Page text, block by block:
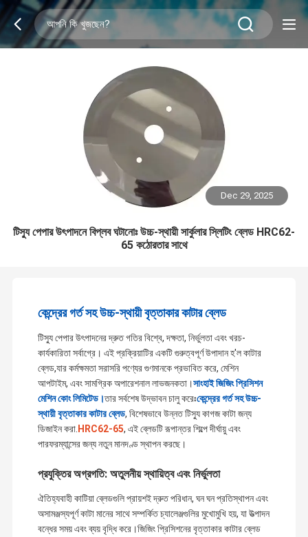
Dec 29, 2025
টিস্যু পেপার উৎপাদনে বিপ্লব ঘটানোঃ উচ্চ-স্থায়ী সার্কুলার স্লিটিং ব্লেড HRC62-
65 কঠোরতার সাথে
কেন্দ্রের গর্ত সহ উচ্চ-স্থায়ী বৃত্তাকার কাটার ব্লেড
টিস্যু পেপার উৎপাদনের দ্রুত গতির বিশ্বে, দক্ষতা, নির্ভুলতা এবং খরচ-
কার্যকারিতা সর্বাগ্রে। এই প্রক্রিয়াটির একটি গুরুত্বপূর্ণ উপাদান হ'ল কাটার
ব্লেড,যার কর্মক্ষমতা সরাসরি পণ্যের গুণমানকে প্রভাবিত করে, মেশিন
আপটাইম, এবং সামগ্রিক অপারেশনাল লাভজনকতা।সাংহাই জিজিং প্রিসিশন
মেশিন কোং লিমিটেড।তার সর্বশেষ উদ্ভাবন চালু করেঃকেন্দ্রের গর্ত সহ উচ্চ-
স্থায়ী বৃত্তাকার কাটার ব্লেড, বিশেষভাবে উন্নত টিস্যু কাগজ কাটা জন্য
ডিজাইন করা. HRC62-65, এই ব্লেডটি রূপান্তর শিল্পে দীর্ঘায়ু এবং
পারফরম্যান্সের জন্য নতুন মানদণ্ড স্থাপন করছে।
প্রযুক্তির অগ্রগতি: অতুলনীয় স্থায়িত্ব এবং নির্ভুলতা
ঐতিহ্যবাহী কাটিয়া ব্লেডগুলি প্রায়শই দ্রুত পরিধান, ঘন ঘন প্রতিস্থাপন এবং
অসামঞ্জস্যপূর্ণ কাটা মানের সাথে সম্পর্কিত চ্যালেঞ্জগুলির মুখোমুখি হয়, যা উত্পাদন
বন্ধের সময় এবং ব্যয় বৃদ্ধি করে।জিজিং প্রিসিশনের বৃত্তাকার কাটার ব্লেড